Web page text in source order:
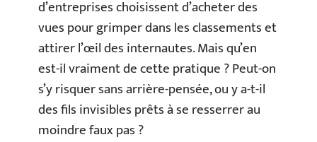
d’entreprises choisissent d’acheter des
vues pour grimper dans les classements et
attirer l’œil des internautes. Mais qu’en
est-il vraiment de cette pratique ? Peut-on
s’y risquer sans arrière-pensée, ou y a-t-il
des fils invisibles prêts à se resserrer au
moindre faux pas ?